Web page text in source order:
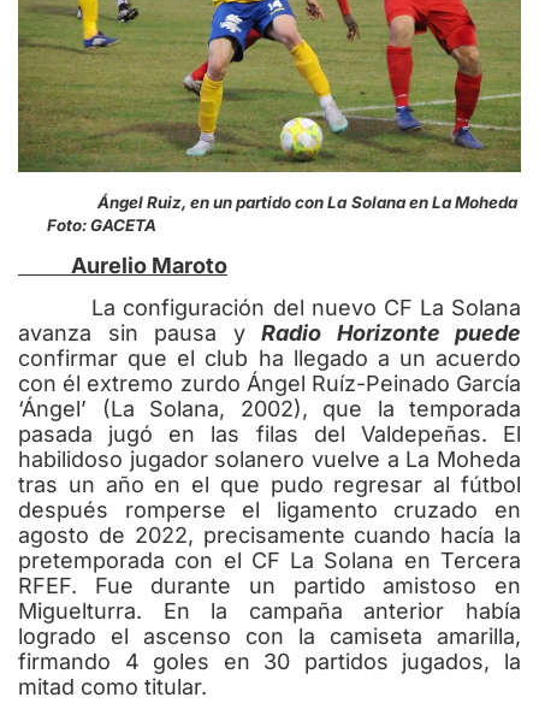
Ángel Ruiz, en un partido con La Solana en La Moheda
Foto: GACETA
Aurelio Maroto
La configuración del nuevo CF La Solana
avanza sin pausa y Radio Horizonte puede
confirmar que el club ha llegado a un acuerdo
con él extremo zurdo Ángel Ruíz-Peinado García
‘Ángel’ (La Solana, 2002), que la temporada
pasada jugó en las filas del Valdepeñas. El
habilidoso jugador solanero vuelve a La Moheda
tras un año en el que pudo regresar al fútbol
después romperse el ligamento cruzado en
agosto de 2022, precisamente cuando hacía la
pretemporada con el CF La Solana en Tercera
RFEF. Fue durante un partido amistoso en
Miguelturra. En la campaña anterior había
logrado el ascenso con la camiseta amarilla,
firmando 4 goles en 30 partidos jugados, la
mitad como titular.